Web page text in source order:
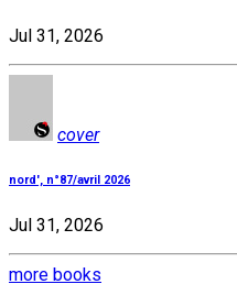
Jul 31, 2026
cover
nord', n°87/avril 2026
Jul 31, 2026
more books